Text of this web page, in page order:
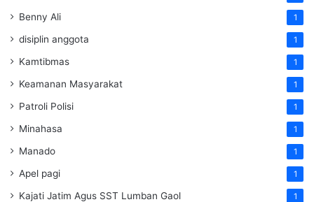
Benny Ali 1
disiplin anggota 1
Kamtibmas 1
Keamanan Masyarakat 1
Patroli Polisi 1
Minahasa 1
Manado 1
Apel pagi 1
Kajati Jatim Agus SST Lumban Gaol 1